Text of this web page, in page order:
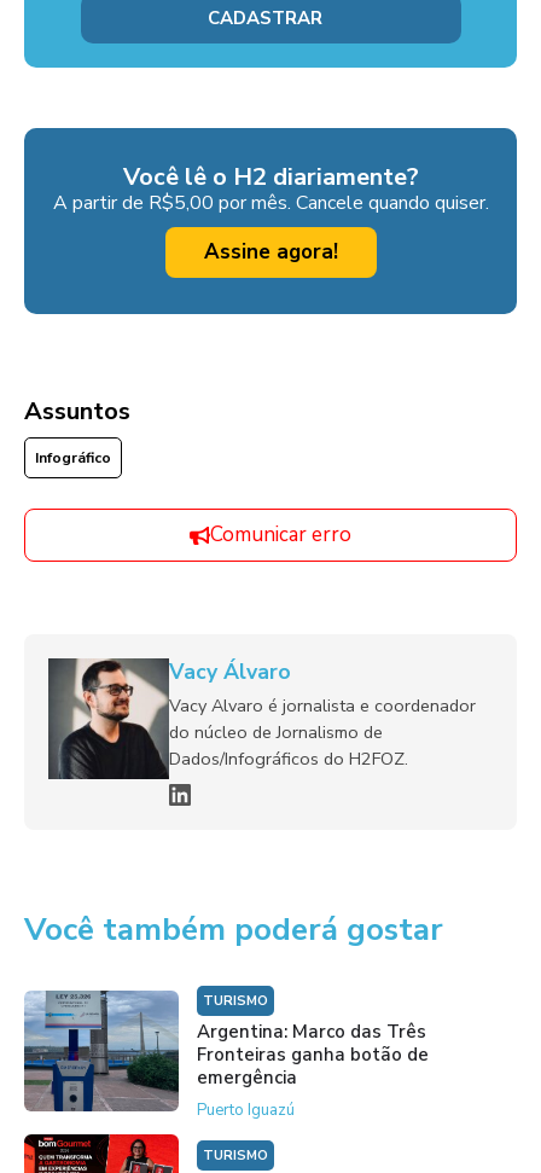
Você lê o H2 diariamente?
A partir de R$5,00 por mês. Cancele quando quiser.
Assine agora!
Assuntos
Infográfico
Comunicar erro
Vacy Álvaro
Vacy Alvaro é jornalista e coordenador
do núcleo de Jornalismo de
Dados/Infográficos do H2FOZ.
Você também poderá gostar
TURISMO
Argentina: Marco das Três
Fronteiras ganha botão de
emergência
Puerto Iguazú
TURISMO